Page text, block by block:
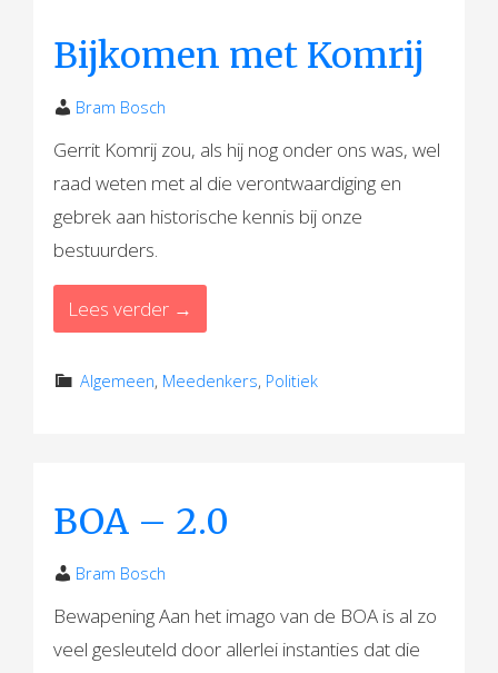
Bijkomen met Komrij
Bram Bosch
Gerrit Komrij zou, als hij nog onder ons was, wel
raad weten met al die verontwaardiging en
gebrek aan historische kennis bij onze
bestuurders.
Lees verder →
Algemeen, Meedenkers, Politiek
BOA – 2.0
Bram Bosch
Bewapening Aan het imago van de BOA is al zo
veel gesleuteld door allerlei instanties dat die